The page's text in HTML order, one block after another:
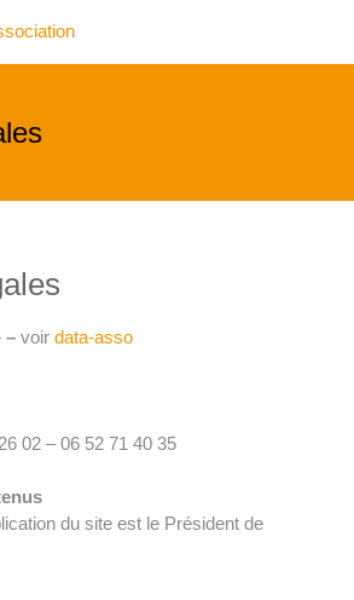
–voirdata-asso
02 – 06 52 71 40 35
du site est le Président de